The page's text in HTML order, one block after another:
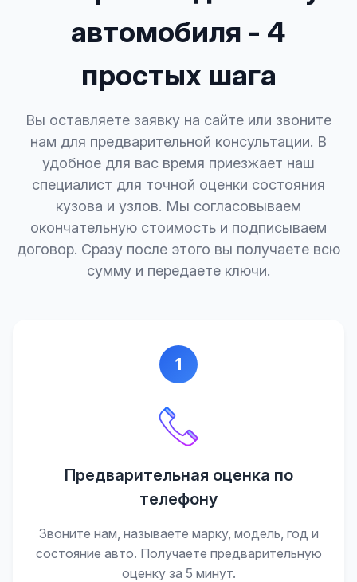
автомобиля - 4
простых шага
Вы оставляете заявку на сайте или звоните
нам для предварительной консультации. В
удобное для вас время приезжает наш
специалист для точной оценки состояния
кузова и узлов. Мы согласовываем
окончательную стоимость и подписываем
договор. Сразу после этого вы получаете всю
сумму и передаете ключи.
1
Предварительная оценка по
телефону
Звоните нам, называете марку, модель, год и
состояние авто. Получаете предварительную
оценку за 5 минут.